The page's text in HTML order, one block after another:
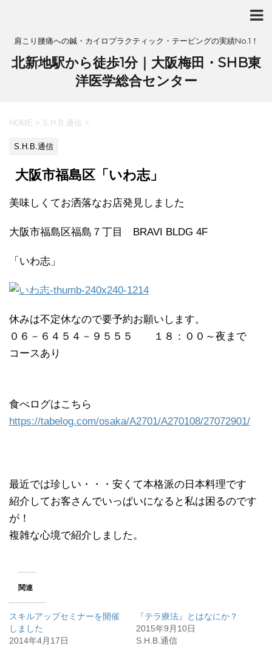
肩こり腰痛への鍼・カイロプラクティック・テーピングの実績No.1！
北新地駅から徒歩1分｜大阪梅田・SHB東
洋医学総合センター
HOME > S.H.B.通信 >
S.H.B.通信
大阪市福島区「いわ志」
美味しくてお洒落なお店発見しました
大阪市福島区福島７丁目 BRAVI BLDG 4F
「いわ志」
休みは不定休なので要予約お願いします。
０６－６４５４－９５５５ １８：００～夜まで
コースあり
食べログはこちら
https://tabelog.com/osaka/A2701/A270108/27072901/
最近では珍しい・・・安くて本格派の日本料理です
紹介してお客さんでいっぱいになると私は困るのです
が！
複雑な心境で紹介しました。
関連
スキルアップセミナーを開催
しました
2014年4月17日
『テラ療法』とはなにか？
2015年9月10日
S.H.B.通信